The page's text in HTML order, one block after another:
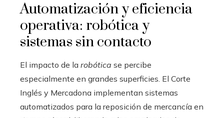
Automatización y eficiencia
operativa: robótica y
sistemas sin contacto
El impacto de la robótica se percibe
especialmente en grandes superficies. El Corte
Inglés y Mercadona implementan sistemas
automatizados para la reposición de mercancía en